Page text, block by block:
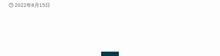
2022年8月15日